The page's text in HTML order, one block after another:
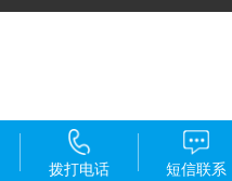
拨打电话 短信联系